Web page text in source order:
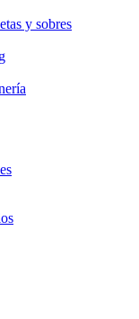
y sobres